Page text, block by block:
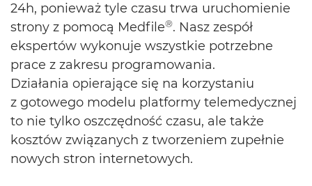
24h, ponieważ tyle czasu trwa uruchomienie
strony z pomocą Medfile®. Nasz zespół
ekspertów wykonuje wszystkie potrzebne
prace z zakresu programowania.
Działania opierające się na korzystaniu
z gotowego modelu platformy telemedycznej
to nie tylko oszczędność czasu, ale także
kosztów związanych z tworzeniem zupełnie
nowych stron internetowych.